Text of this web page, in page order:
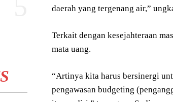
daerah yang tergenang air,”
Terkait dengan kesejahteraan
mata uang.
“Artinya kita harus bersinergi
pengawasan budgeting